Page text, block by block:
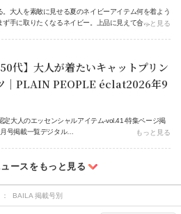
。大人を素敵に見せる夏のネイビーアイテム何を着よう
ず手に取りたくなるネイビー。上品に見えて合…もっと見る
50代】大人が着たいキャットプリン
｜PLAIN PEOPLE éclat2026年9
定大人のエッセンシャルアイテム-vol.41-特集ページ掲
号掲載一覧デジタル…
もっと見る
： BAILA 掲載号別